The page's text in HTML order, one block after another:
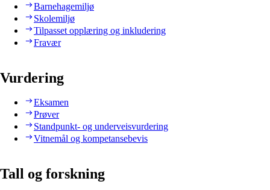
Barnehagemiljø
Skolemiljø
Tilpasset opplæring og inkludering
Fravær
Vurdering
Eksamen
Prøver
Standpunkt- og underveisvurdering
Vitnemål og kompetansebevis
Tall og forskning